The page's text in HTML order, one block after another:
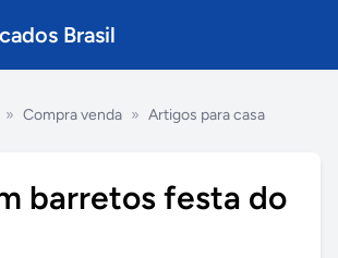
Brasil
» Compra venda » Artigos para casa
barretos festa do